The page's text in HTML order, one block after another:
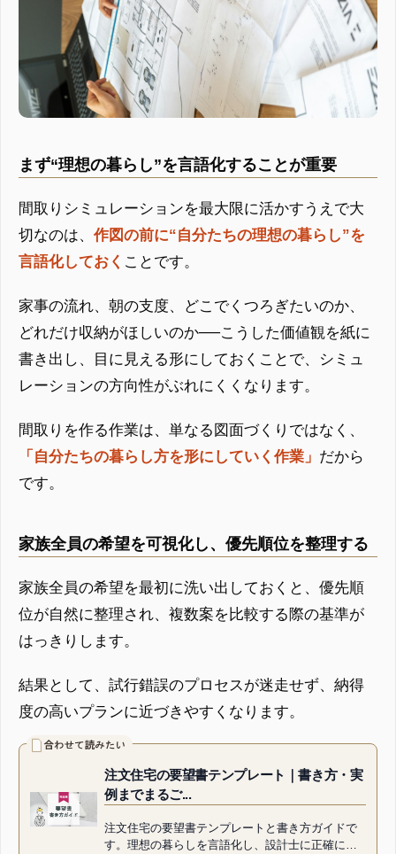
まず“理想の暮らし”を言語化することが重要
間取りシミュレーションを最大限に活かすうえで大
切なのは、 作図の前に“自分たちの理想の暮らし”を
言語化しておく ことです。
家事の流れ、朝の支度、どこでくつろぎたいのか、
どれだけ収納がほしいのか──こうした価値観を紙に
書き出し、目に見える形にしておくことで、シミュ
レーションの方向性がぶれにくくなります。
間取りを作る作業は、単なる図面づくりではなく、
「自分たちの暮らし方を形にしていく作業」 だから
です。
家族全員の希望を可視化し、優先順位を整理する
家族全員の希望を最初に洗い出しておくと、優先順
位が自然に整理され、複数案を比較する際の基準が
はっきりします。
結果として、試行錯誤のプロセスが迷走せず、納得
度の高いプランに近づきやすくなります。
注文住宅の要望書テンプレート｜書き方・実
例までまるご...
注文住宅の要望書テンプレートと書き方ガイドで
す。理想の暮らしを言語化し、設計士に正確に伝